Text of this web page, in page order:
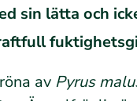
sin lätta och
av Pyrus